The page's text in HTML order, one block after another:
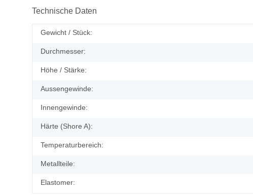
Technische Daten
Gewicht / Stück:
Durchmesser:
Höhe / Stärke:
Aussengewinde:
Innengewinde:
Härte (Shore A):
Temperaturbereich:
Metallteile:
Elastomer: